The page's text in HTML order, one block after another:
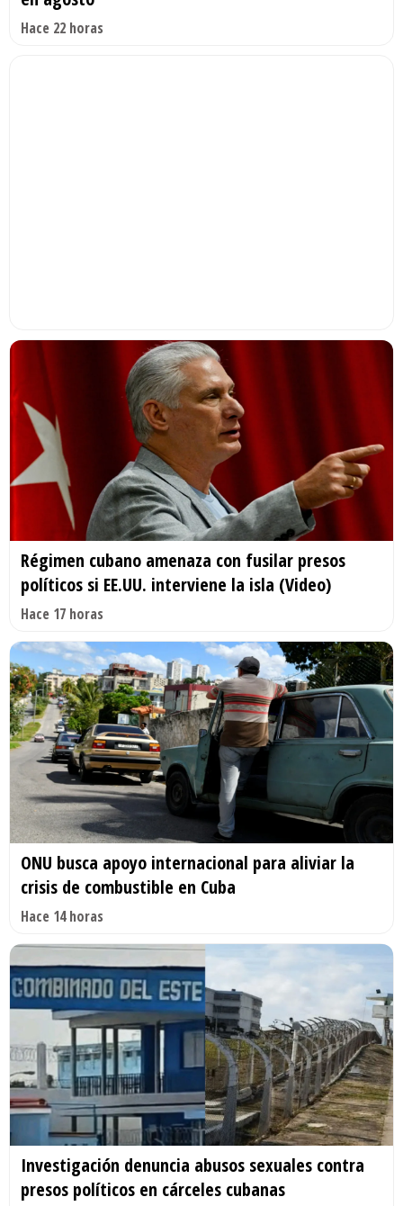
Hace 22 horas
Régimen cubano amenaza con fusilar presos
políticos si EE.UU. interviene la isla (Video)
Hace 17 horas
ONU busca apoyo internacional para aliviar la
crisis de combustible en Cuba
Hace 14 horas
Investigación denuncia abusos sexuales contra
presos políticos en cárceles cubanas